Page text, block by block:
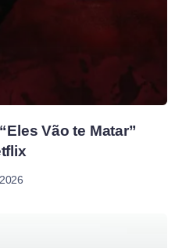
Vão te Matar”